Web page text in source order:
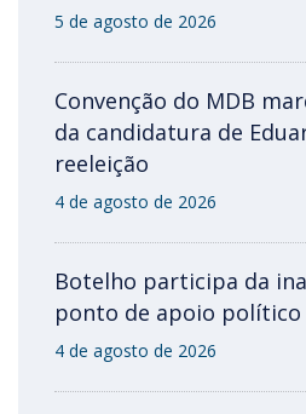
5 de agosto de 2026
Convenção do MDB
da candidatura de
reeleição
4 de agosto de 2026
Botelho participa da
ponto de apoio político
4 de agosto de 2026